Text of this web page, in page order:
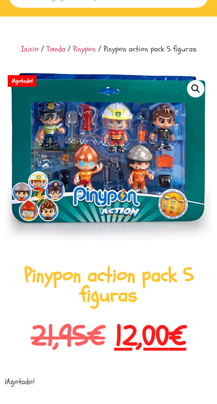
Inicio/Tienda / Pinypon / Pinypon action pack 5 figuras
¡Agotado!
Pinypon action pack 5
figuras
21,95€ 12,00€
¡Agotado!